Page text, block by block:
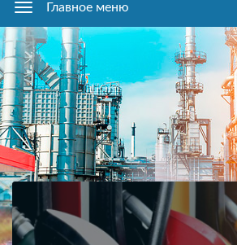
Главное
меню
Главное меню